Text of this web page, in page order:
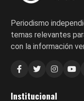
Periodismo
temas relevantes
con la información
Institucional